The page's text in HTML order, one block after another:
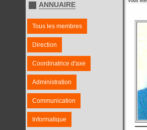
ANNUAIRE
Tous les membres
Direction
Coordinatrice d'axe
Administration
Communication
Informatique